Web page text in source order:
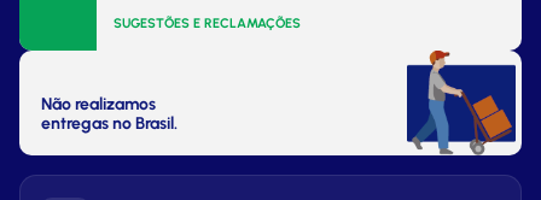
SUGESTÕES E RECLAMAÇÕES
Não realizamos
entregas no Brasil.